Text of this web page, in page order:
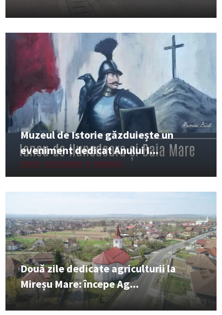
Muzeul de Istorie găzduiește un
eveniment dedicat Anului I...
Două zile dedicate agriculturii la
Mireșu Mare: începe Ag...